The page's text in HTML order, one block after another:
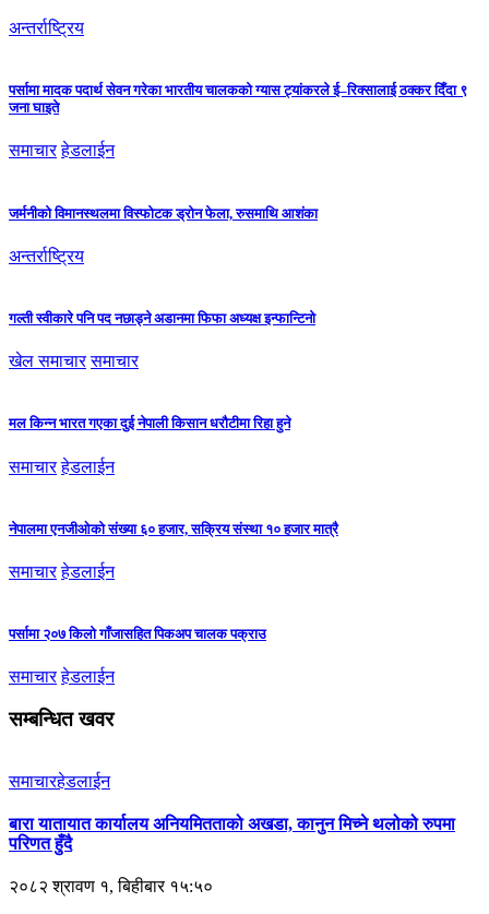
अन्तर्राष्ट्रिय
पर्सामा मादक पदार्थ सेवन गरेका भारतीय चालकको ग्यास ट्यांकरले ई–रिक्सालाई ठक्कर दिँदा ९
जना घाइते
समाचार हेडलाईन
जर्मनीको विमानस्थलमा विस्फोटक ड्रोन फेला, रुसमाथि आशंका
अन्तर्राष्ट्रिय
गल्ती स्वीकारे पनि पद नछाड्ने अडानमा फिफा अध्यक्ष इन्फान्टिनो
खेल समाचार समाचार
मल किन्न भारत गएका दुई नेपाली किसान धरौटीमा रिहा हुने
समाचार हेडलाईन
नेपालमा एनजीओको संख्या ६० हजार, सक्रिय संस्था १० हजार मात्रै
समाचार हेडलाईन
पर्सामा २०७ किलो गाँजासहित पिकअप चालक पक्राउ
समाचार हेडलाईन
सम्बन्धित खवर
समाचारहेडलाईन
बारा यातायात कार्यालय अनियमितताको अखडा, कानुन मिच्ने थलोको रुपमा
परिणत हुँदै
२०८२ श्रावण १, बिहीबार १५:५०